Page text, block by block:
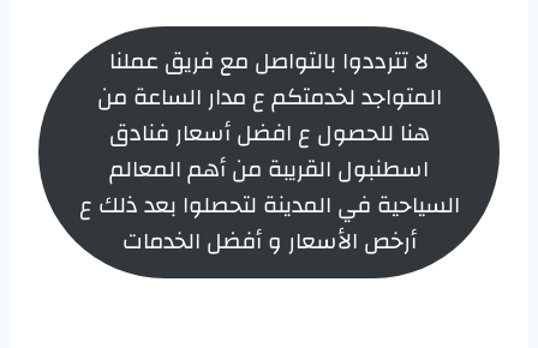
لا تترددوا بالتواصل مع فريق عملنا
المتواجد لخدمتكم ع مدار الساعة من
هنا للحصول ع افضل أسعار فنادق
اسطنبول القريبة من أهم المعالم
السياحية في المدينة لتحصلوا بعد ذلك ع
أرخص الأسعار و أفضل الخدمات